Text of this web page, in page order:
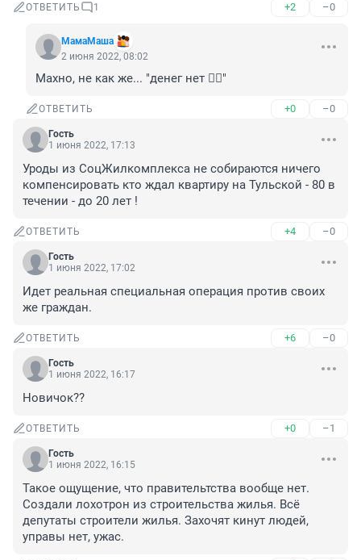
ОТВЕТИТЬ 1 +2 –0
МамаМаша
2 июня 2022, 08:02
Махно, не как же... "денег нет 🤷‍♀️"
ОТВЕТИТЬ +0 –0
Гость
1 июня 2022, 17:13
Уроды из СоцЖилкомплекса не собираются ничего
компенсировать кто ждал квартиру на Тульской - 80 в
течении - до 20 лет !
ОТВЕТИТЬ +4 –0
Гость
1 июня 2022, 17:02
Идет реальная специальная операция против своих
же граждан.
ОТВЕТИТЬ +6 –0
Гость
1 июня 2022, 16:17
Новичок??
ОТВЕТИТЬ +0 –1
Гость
1 июня 2022, 16:15
Такое ощущение, что правительтства вообще нет.
Создали лохотрон из строительства жилья. Всё
депутаты строители жилья. Захочят кинут людей,
управы нет, ужас.